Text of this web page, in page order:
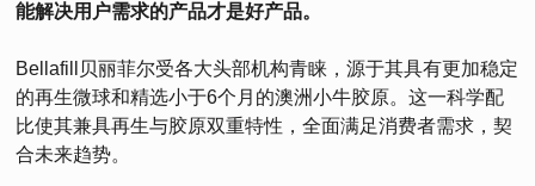
能解决用户需求的产品才是好产品。
Bellafill贝丽菲尔受各大头部机构青睐，源于其具有更加稳定
的再生微球和精选小于6个月的澳洲小牛胶原。这一科学配
比使其兼具再生与胶原双重特性，全面满足消费者需求，契
合未来趋势。